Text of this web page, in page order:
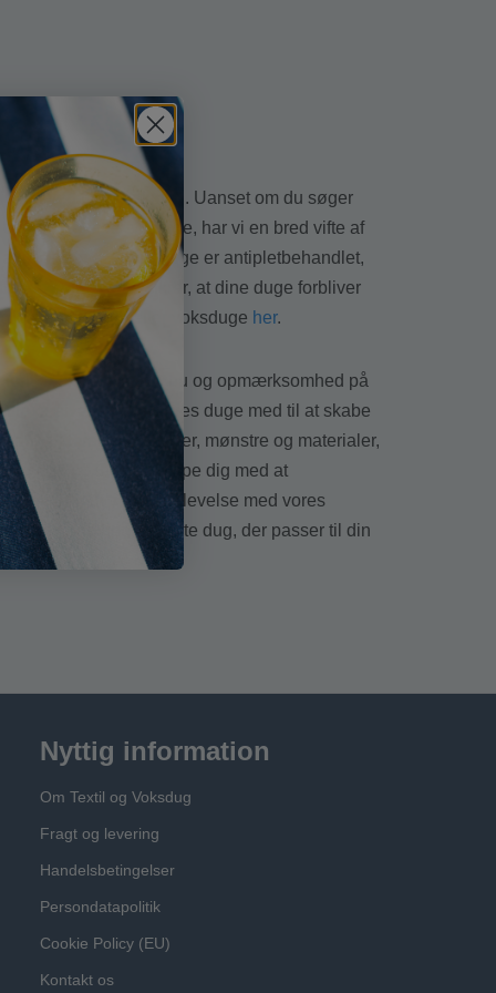
ved borddækning. Uanset om du søger
stofduge, har vi en bred vifte af
de fleste af vores duge er antipletbehandlet,
og spild. Dette sikrer, at dine duge forbliver
pleje af tekstil- eller voksduge her.
er skabt med omhu og opmærksomhed på
begivenhed, er vores duge med til at skabe
i forskellige farver, mønstre og materialer,
i dag og lad os hjælpe dig med at
måltid til en særlig oplevelse med vores
bord. Find den perfekte dug, der passer til din
Nyttig information
Om Textil og Voksdug
Fragt og levering
Handelsbetingelser
Persondatapolitik
Cookie Policy (EU)
Kontakt os